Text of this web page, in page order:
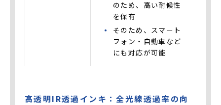
のため、高い耐候性
を保有
そのため、スマート
フォン・自動車など
にも対応が可能
高透明IR透過インキ：全光線透過率の向